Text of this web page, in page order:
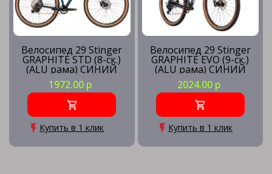
Велосипед 29 Stinger
GRAPHITE STD (8-ск.)
(ALU рама) СИНИЙ
(рама XL) BL5
1972.00 р
Купить в 1 клик
Велосипед 29 Stinger
GRAPHITE EVO (9-ск.)
(ALU рама) СИНИЙ
(рама MD) BL5
2024.00 р
Купить в 1 клик